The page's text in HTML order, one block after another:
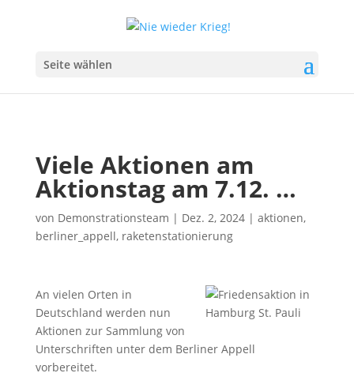
Seite wählen
Viele Aktionen am
Aktionstag am 7.12. …
von Demonstrationsteam | Dez. 2, 2024| aktionen,
berliner_appell, raketenstationierung
An vielen Orten in
Deutschland werden nun
Aktionen zur Sammlung von
Unterschriften unter dem Berliner Appell
vorbereitet.